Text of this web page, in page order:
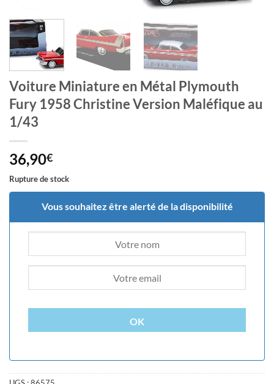
Voiture Miniature en Métal Plymouth
Fury 1958 Christine Version Maléfique au
1/43
36,90€
Rupture de stock
Vous souhaitez être alerté de la disponibilité
OK